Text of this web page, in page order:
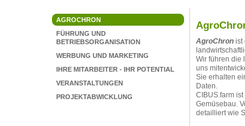
AGROCHRON
FÜHRUNG UND
BETRIEBSORGANISATION
WERBUNG UND MARKETING
IHRE MITARBEITER - IHR POTENTIAL
VERANSTALTUNGEN
PROJEKTABWICKLUNG
AgroChron ist
Wir führen die
uns
Sie erhalten
Daten.
CIBUS.farm
Gemüsebau.
detailliert wie